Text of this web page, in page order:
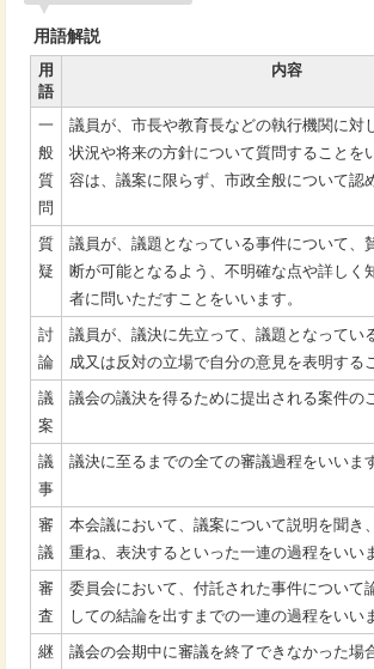
用語解説
用
語
内容
一
般
質
問
議員が、市長や教育長などの執行機関に対
状況や将来の方針について質問することを
容は、議案に限らず、市政全般について認
質
疑
議員が、議題となっている事件について、
断が可能となるよう、不明確な点や詳しく
者に問いただすことをいいます。
討
論
議員が、議決に先立って、議題となってい
成又は反対の立場で自分の意見を表明する
議
案
議会の議決を得るために提出される案件の
議
事
議決に至るまでの全ての審議過程をいいま
審
議
本会議において、議案について説明を聞き
重ね、表決するといった一連の過程をいい
審
査
委員会において、付託された事件について
しての結論を出すまでの一連の過程をいい
継
議会の会期中に審議を終了できなかった場